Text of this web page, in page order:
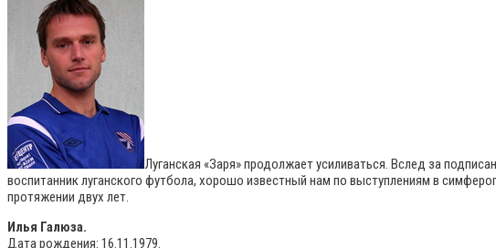
Луганская «Заря» продолжает усиливаться. Вслед за
воспитанник луганского футбола, хорошо известный нам по выступлениям в
протяжении двух лет.
Илья Галюза.
Дата рождения: 16.11.1979.